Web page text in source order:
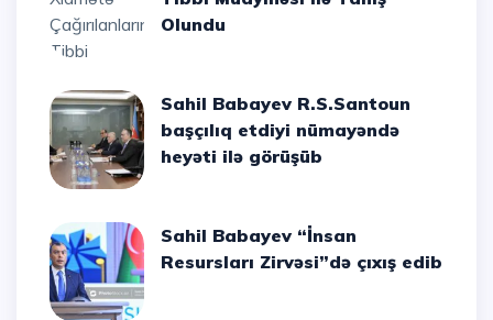
Olundu
Sahil Babayev R.S.Santoun
başçılıq etdiyi nümayəndə
heyəti ilə görüşüb
Sahil Babayev “İnsan
Resursları Zirvəsi”də çıxış edib